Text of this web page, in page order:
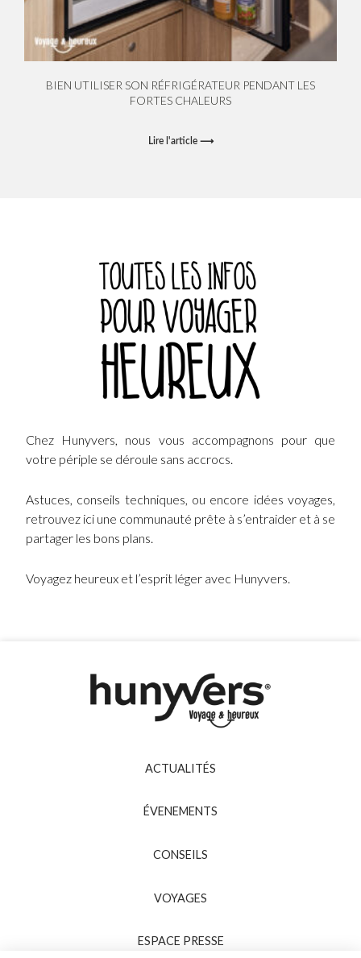
BIEN UTILISER SON RÉFRIGÉRATEUR PENDANT LES
FORTES CHALEURS
Lire l'article ⟶
Chez Hunyvers, nous vous accompagnons pour que
votre périple se déroule sans accrocs.
Astuces, conseils techniques, ou encore idées voyages,
retrouvez ici une communauté prête à s’entraider et à se
partager les bons plans.
Voyagez heureux et l’esprit léger avec Hunyvers.
ACTUALITÉS
ÉVENEMENTS
CONSEILS
VOYAGES
ESPACE PRESSE